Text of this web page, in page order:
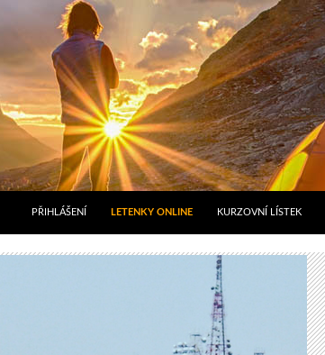
PŘIHLÁŠENÍ LETENKY ONLINE KURZOVNÍ LÍSTEK